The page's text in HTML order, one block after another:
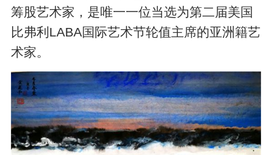
筹股艺术家，是唯一一位当选为第二届美国
比弗利LABA国际艺术节轮值主席的亚洲籍艺
术家。